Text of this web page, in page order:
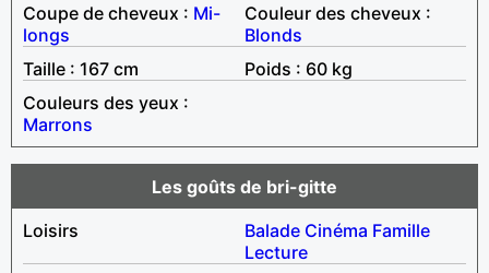
Coupe de cheveux : Mi-
longs
Couleur des cheveux :
Blonds
Taille : 167 cm
Poids : 60 kg
Couleurs des yeux :
Marrons
Les goûts de bri-gitte
Loisirs
Balade Cinéma Famille
Lecture